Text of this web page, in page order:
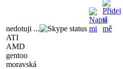
nedotuji ...
ATI
AMD
gentoo
moravská